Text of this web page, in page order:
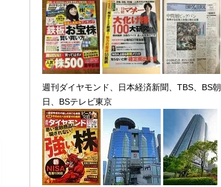
週刊ダイヤモンド、日本経済新聞、TBS、BS朝
日、BSテレビ東京